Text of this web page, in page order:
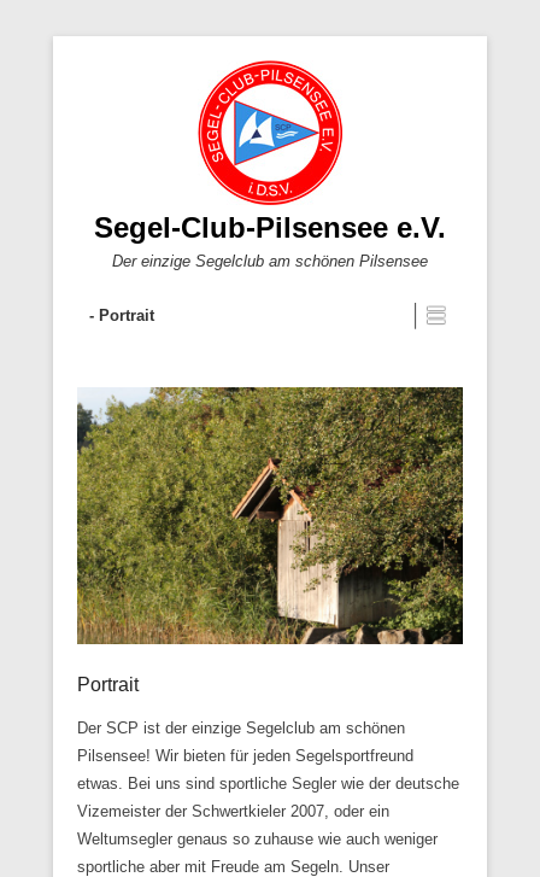
Segel-Club-Pilsensee e.V.
Der einzige Segelclub am schönen Pilsensee
- Portrait
Portrait
Der SCP ist der einzige Segelclub am schönen
Pilsensee! Wir bieten für jeden Segelsportfreund
etwas. Bei uns sind sportliche Segler wie der deutsche
Vizemeister der Schwertkieler 2007, oder ein
Weltumsegler genaus so zuhause wie auch weniger
sportliche aber mit Freude am Segeln. Unser